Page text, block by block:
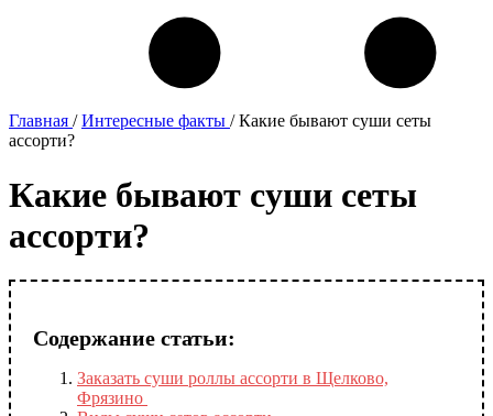
Главная / Интересные факты / Какие бывают суши сеты
ассорти?
Какие бывают суши сеты
ассорти?
Содержание статьи:
Заказать суши роллы ассорти в Щелково,
Фрязино